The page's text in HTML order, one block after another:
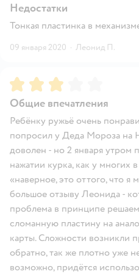
Недостатки
Тонкая пластинка в
09 января 2020 · Леонид П.
Рейтинг:3
Общие впечатления
Ребёнку ружьё очень
попросил у Деда Мороза на
доволен - но 2 января утром
нажатии курка, как у многих
«наверное, это оттого, что я
большое отзыву Леонида -
проблема в принципе
сломанную пластину на
карты. Сложности возникли
обратно, так же плотно уже
возможно, придётся